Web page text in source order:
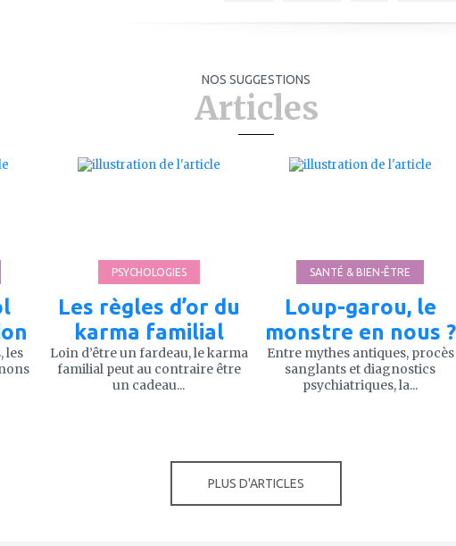
NOS SUGGESTIONS
Articles
les
PSYCHOLOGIES
Les règles d’or du
karma familial
Loin d’être un fardeau, le karma
familial peut au contraire être
un cadeau...
SANTÉ & BIEN-ÊTRE
Loup-garou, le
monstre en nous ?
Entre mythes antiques, procès
sanglants et diagnostics
psychiatriques, la...
PLUS D'ARTICLES